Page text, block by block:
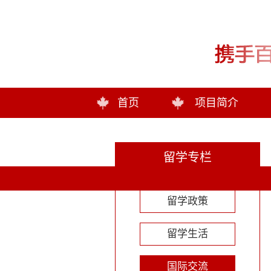
首页 项目简介
留学专栏
留学政策
留学生活
国际交流